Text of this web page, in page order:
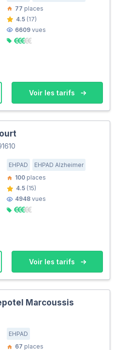
77 places
4.5 (17)
6609 vues
Voir les tarifs
EHPAD
EHPAD Alzheimer
100 places
4.5 (15)
4948 vues
Voir les tarifs
Marcoussis
EHPAD
67 places